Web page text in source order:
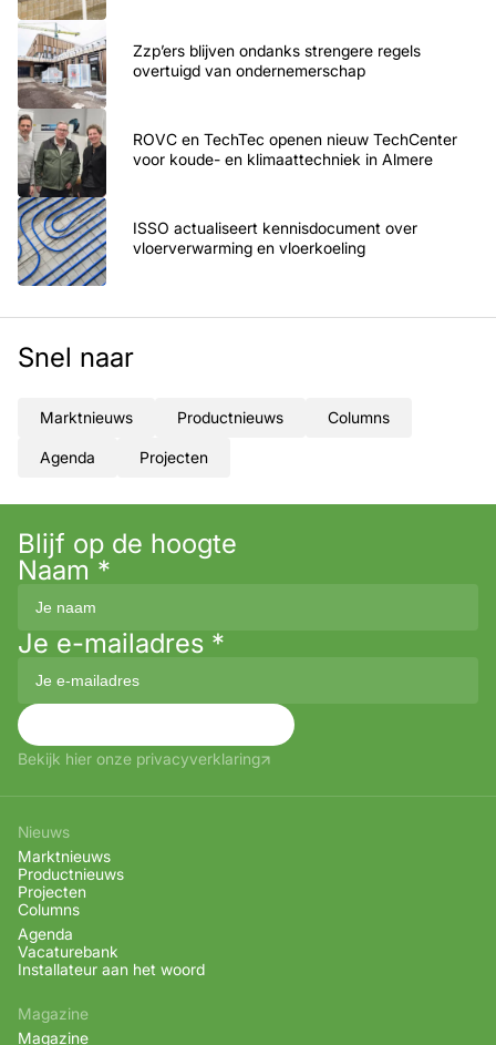
Zzp’ers blijven ondanks strengere regels
overtuigd van ondernemerschap
ROVC en TechTec openen nieuw TechCenter
voor koude- en klimaattechniek in Almere
ISSO actualiseert kennisdocument over
vloerverwarming en vloerkoeling
Snel naar
Marktnieuws Productnieuws Columns
Agenda Projecten
Blijf op de hoogte
Naam *
Je e-mailadres *
Bekijk hier onze privacyverklaring
Nieuws
Marktnieuws
Productnieuws
Projecten
Columns
Agenda
Vacaturebank
Installateur aan het woord
Magazine
Magazine